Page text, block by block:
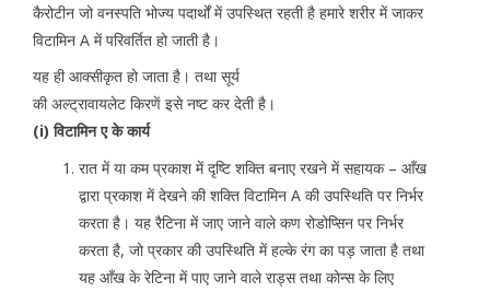
कैरोटीन जो वनस्पति भोज्य पदार्थों में उपस्थित रहती है हमारे शरीर में जाकर
विटामिन A में परिवर्तित हो जाती है।
यह ही आक्सीकृत हो जाता है। तथा सूर्य
की अल्ट्रावायलेट किरणें इसे नष्ट कर देती है।
(i) विटामिन ए के कार्य
रात में या कम प्रकाश में दृष्टि शक्ति बनाए रखने में सहायक – आँख
द्वारा प्रकाश में देखने की शक्ति विटामिन A की उपस्थिति पर निर्भर
करता है। यह रैटिना में जाए जाने वाले कण रोडोप्सिन पर निर्भर
करता है, जो प्रकार की उपस्थिति में हल्के रंग का पड़ जाता है तथा
यह आँख के रेटिना में पाए जाने वाले राड्स तथा कोन्स के लिए